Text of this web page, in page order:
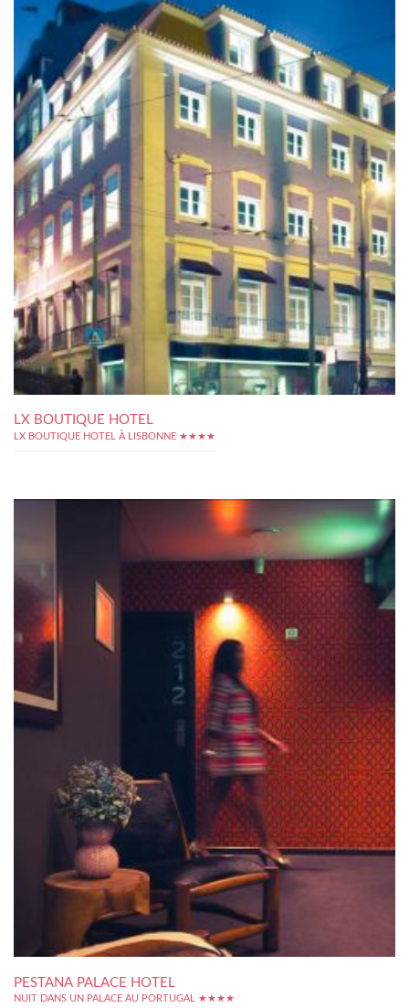
LX BOUTIQUE HOTEL
LX BOUTIQUE HOTEL À LISBONNE ★★★★
PESTANA PALACE HOTEL
NUIT DANS UN PALACE AU PORTUGAL ★★★★